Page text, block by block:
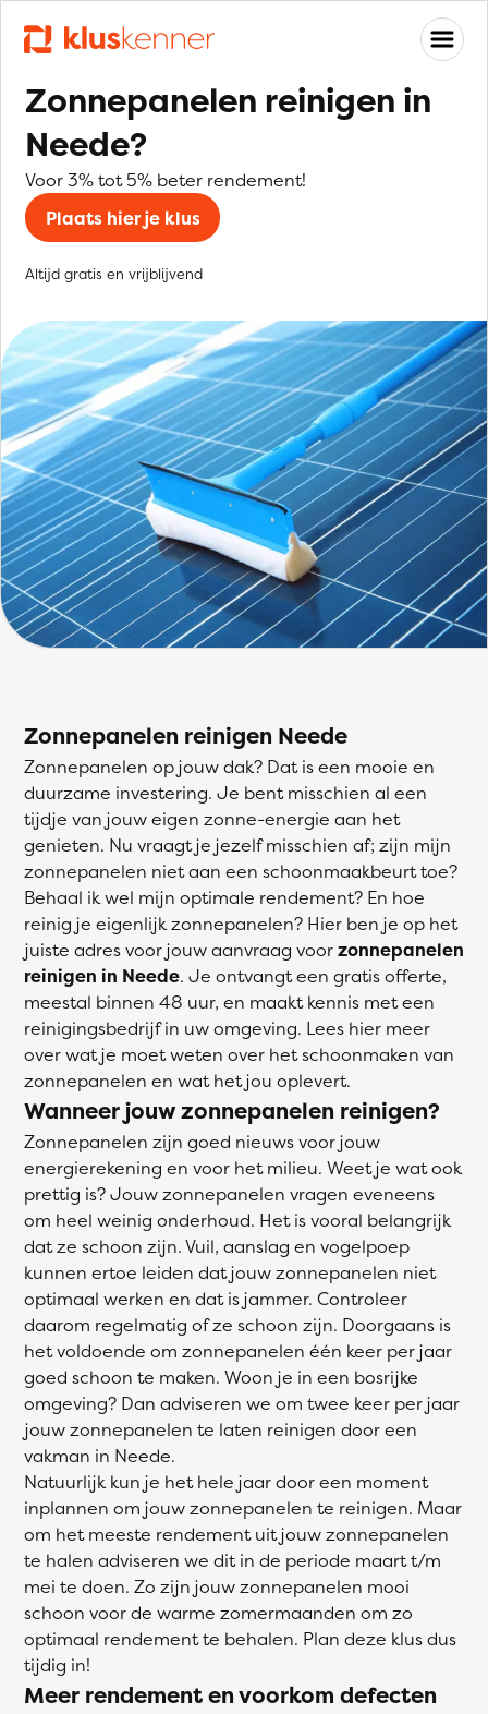
Zonnepanelen reinigen in
Neede?
Voor 3% tot 5% beter rendement!
Plaats hier je klus
Altijd gratis en vrijblijvend
Zonnepanelen reinigen Neede
Zonnepanelen op jouw dak? Dat is een mooie en
duurzame investering. Je bent misschien al een
tijdje van jouw eigen zonne-energie aan het
genieten. Nu vraagt je jezelf misschien af; zijn mijn
zonnepanelen niet aan een schoonmaakbeurt toe?
Behaal ik wel mijn optimale rendement? En hoe
reinig je eigenlijk zonnepanelen? Hier ben je op het
juiste adres voor jouw aanvraag voorzonnepanelen
reinigen in Neede. Je ontvangt een gratis offerte,
meestal binnen 48 uur, en maakt kennis met een
reinigingsbedrijf in uw omgeving. Lees hier meer
over wat je moet weten over het schoonmaken van
zonnepanelen en wat het jou oplevert.
Wanneer jouw zonnepanelen reinigen?
Zonnepanelen zijn goed nieuws voor jouw
energierekening en voor het milieu. Weet je wat ook
prettig is? Jouw zonnepanelen vragen eveneens
om heel weinig onderhoud. Het is vooral belangrijk
dat ze schoon zijn. Vuil, aanslag en vogelpoep
kunnen ertoe leiden dat jouw zonnepanelen niet
optimaal werken en dat is jammer. Controleer
daarom regelmatig of ze schoon zijn. Doorgaans is
het voldoende om zonnepanelen één keer per jaar
goed schoon te maken. Woon je in een bosrijke
omgeving? Dan adviseren we om twee keer per jaar
jouw zonnepanelen te laten reinigen door een
vakman in Neede.
Natuurlijk kun je het hele jaar door een moment
inplannen om jouw zonnepanelen te reinigen. Maar
om het meeste rendement uit jouw zonnepanelen
te halen adviseren we dit in de periode maart t/m
mei te doen. Zo zijn jouw zonnepanelen mooi
schoon voor de warme zomermaanden om zo
optimaal rendement te behalen. Plan deze klus dus
tijdig in!
Meer rendement en voorkom defecten